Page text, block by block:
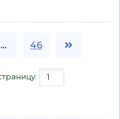
... 46